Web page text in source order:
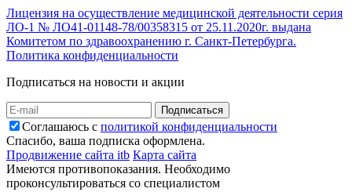
Лицензия на осуществление медицинской деятельности серия
ЛО-1 № ЛО41-01148-78/00358315 от 25.11.2020г. выдана
Комитетом по здравоохранению г. Санкт-Петербурга.
Политика конфиденциальности
Подписаться на новости и акции
Подписаться
Соглашаюсь с политикой конфиденциальности
Спасибо, ваша подписка оформлена.
Продвижение сайта itb Карта сайта
Имеются противопоказания. Необходимо
проконсультироваться со специалистом